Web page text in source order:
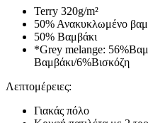
Terry 320g/m²
50% Ανακυκλωμένο
50% Βαμβάκι
*Grey melange:
Βαμβάκι/6%Βισκόζη
Λεπτομέρειες:
Γιακάς πόλο